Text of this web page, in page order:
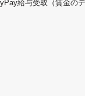
給与受取（賃金の